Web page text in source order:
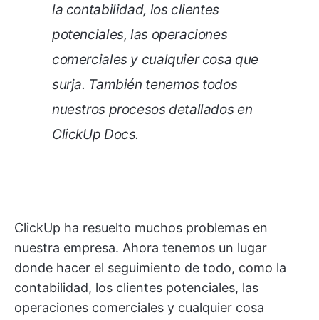
la contabilidad, los clientes
potenciales, las operaciones
comerciales y cualquier cosa que
surja. También tenemos todos
nuestros procesos detallados en
ClickUp Docs.
ClickUp ha resuelto muchos problemas en
nuestra empresa. Ahora tenemos un lugar
donde hacer el seguimiento de todo, como la
contabilidad, los clientes potenciales, las
operaciones comerciales y cualquier cosa